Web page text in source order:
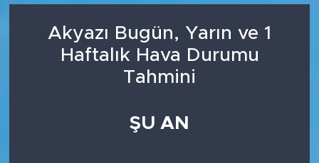
Akyazı Bugün, Yarın ve 1
Haftalık Hava Durumu
Tahmini
ŞU AN
Eskişehirspor
Süper Lig Puan Durumu ve Fikstür
Son Dakika Haberleri